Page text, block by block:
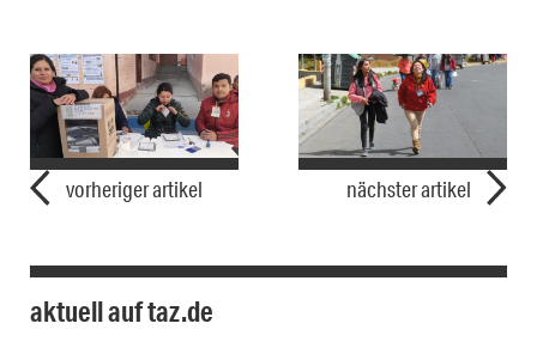
vorheriger artikel nächster artikel
aktuell auf taz.de